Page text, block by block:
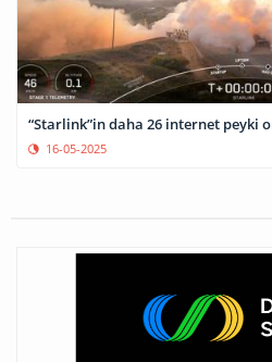
“Starlink”in daha 26 internet peyki
16-05-2025